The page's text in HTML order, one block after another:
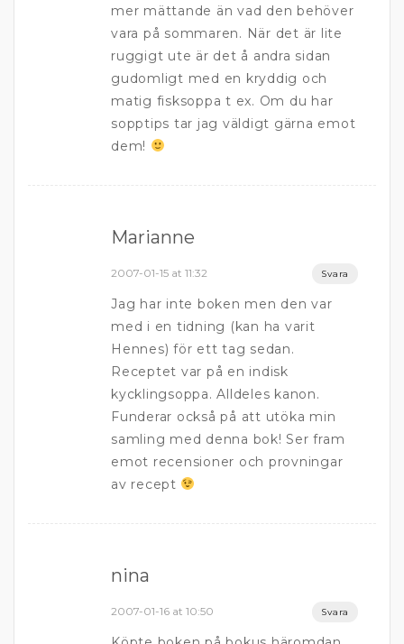
mer mättande än vad den behöver
vara på sommaren. När det är lite
ruggigt ute är det å andra sidan
gudomligt med en kryddig och
matig fisksoppa t ex. Om du har
sopptips tar jag väldigt gärna emot
dem!
Marianne
2007-01-15 at 11:32 Svara
Jag har inte boken men den var
med i en tidning (kan ha varit
Hennes) för ett tag sedan.
Receptet var på en indisk
kycklingsoppa. Alldeles kanon.
Funderar också på att utöka min
samling med denna bok! Ser fram
emot recensioner och provningar
av recept
nina
2007-01-16 at 10:50 Svara